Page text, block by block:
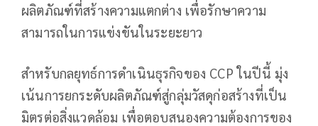
ผลิตภัณฑ์ที่สร้างความแตกต่าง เพื่อรักษาความ
สามารถในการแข่งขันในระยะยาว
สำหรับกลยุทธ์การดำเนินธุรกิจของ CCP ในปีนี้ มุ่ง
เน้นการยกระดับผลิตภัณฑ์สู่กลุ่มวัสดุก่อสร้างที่เป็น
มิตรต่อสิ่งแวดล้อม เพื่อตอบสนองความต้องการของ